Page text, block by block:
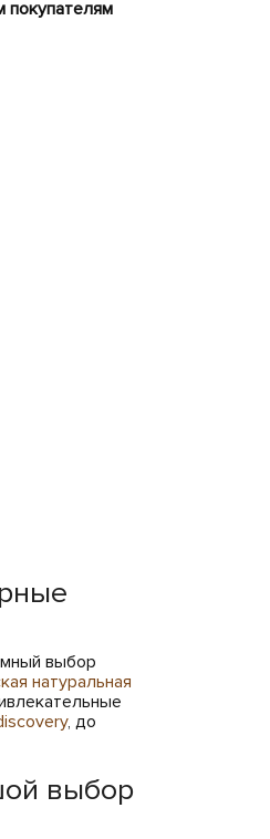
покупателям
выбор
натуральная
, до
выбор